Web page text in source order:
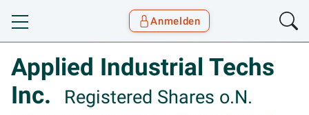
Toggle navigation
Anmelden
Applied Industrial Techs
Inc.
Registered Shares o.N.